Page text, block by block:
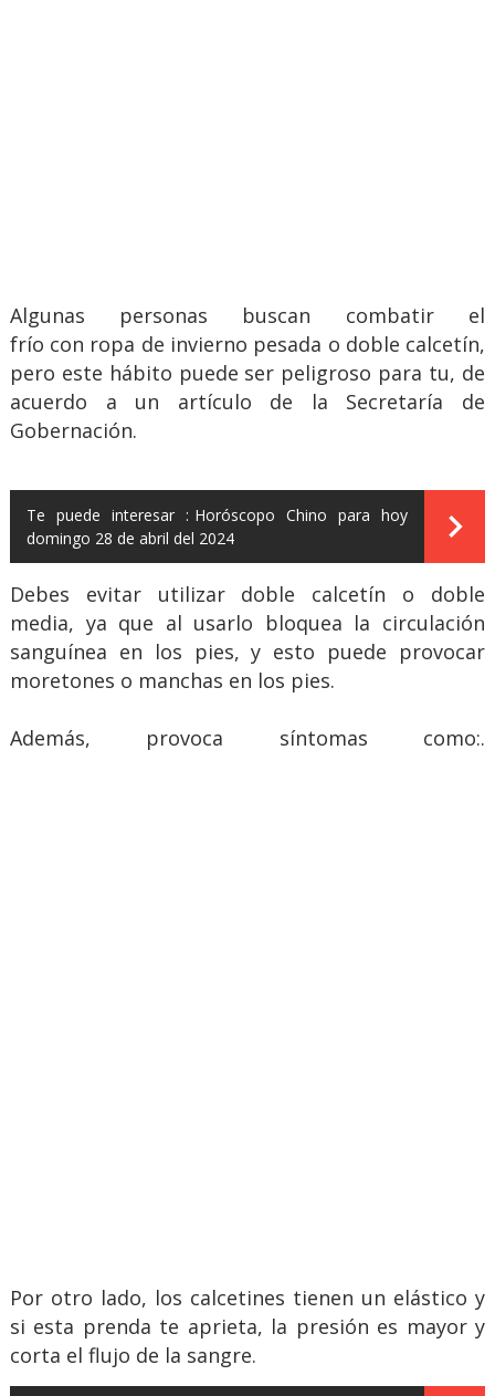
Algunas personas buscan combatir el
frío con ropa de invierno pesada o doble calcetín,
pero este hábito puede ser peligroso para tu, de
acuerdo a un artículo de la Secretaría de
Gobernación.
Te puede interesar : Horóscopo Chino para hoy
domingo 28 de abril del 2024
Debes evitar utilizar doble calcetín o doble
media, ya que al usarlo bloquea la circulación
sanguínea en los pies, y esto puede provocar
moretones o manchas en los pies.
Además, provoca síntomas como:.
Por otro lado, los calcetines tienen un elástico y
si esta prenda te aprieta, la presión es mayor y
corta el flujo de la sangre.